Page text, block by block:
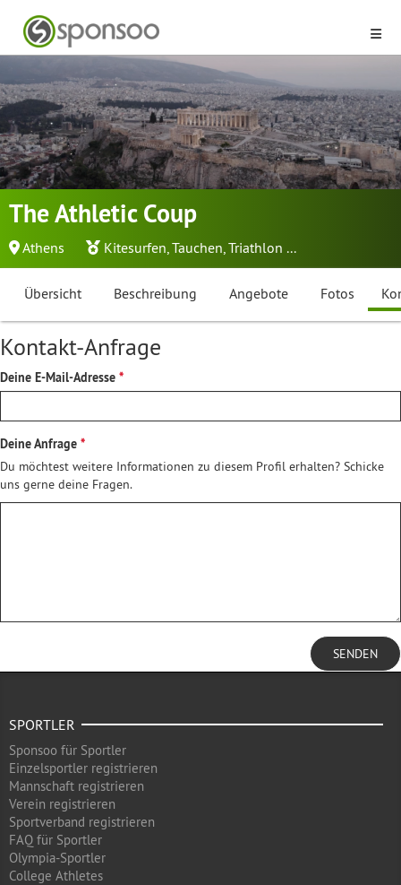
The Athletic Coup
Athens Kitesurfen,Tauchen,Triathlon ...
Übersicht Beschreibung Angebote Fotos
Kontakt-Anfrage
Deine E-Mail-Adresse
Deine Anfrage
Du möchtest weitere Informationen zu diesem Profil erhalten? Schicke
uns gerne deine Fragen.
SENDEN
SPORTLER
Sponsoo für Sportler
Einzelsportler registrieren
Mannschaft registrieren
Verein registrieren
Sportverband registrieren
FAQ für Sportler
Olympia-Sportler
College Athletes